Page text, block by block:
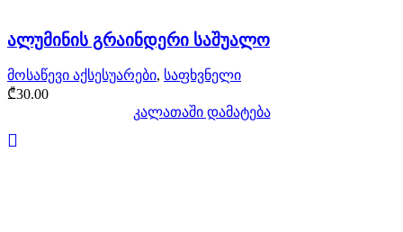
ალუმინის გრაინდერი საშუალო
მოსაწევი აქსესუარები, საფხვნელი
₾30.00
კალათაში დამატება